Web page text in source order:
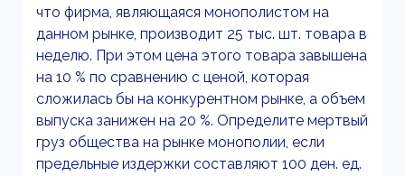
что фирма, являющаяся монополистом на
данном рынке, производит 25 тыс. шт. товара в
неделю. При этом цена этого товара завышена
на 10 % по сравнению с ценой, которая
сложилась бы на конкурентном рынке, а объем
выпуска занижен на 20 %. Определите мертвый
груз общества на рынке монополии, если
предельные издержки составляют 100 ден. ед.